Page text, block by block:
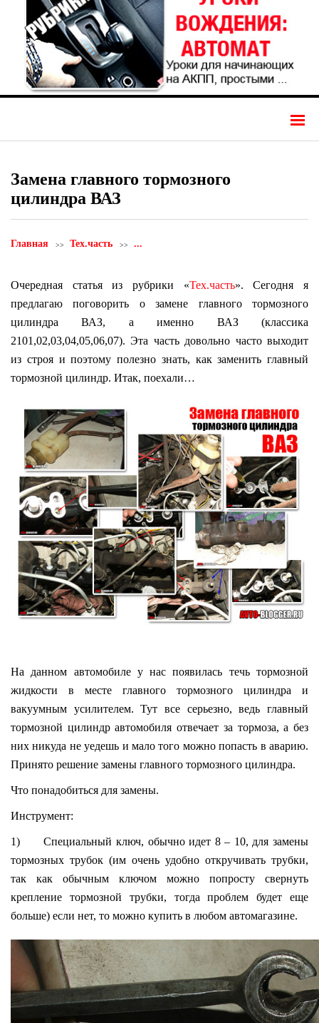
Замена главного тормозного
цилиндра ВАЗ
Главная Тех.часть ...
Очередная статья из рубрики «Тех.часть». Сегодня я
предлагаю поговорить о замене главного тормозного
цилиндра ВАЗ, а именно ВАЗ (классика
2101,02,03,04,05,06,07). Эта часть довольно часто выходит
из строя и поэтому полезно знать, как заменить главный
тормозной цилиндр. Итак, поехали…
На данном автомобиле у нас появилась течь тормозной
жидкости в месте главного тормозного цилиндра и
вакуумным усилителем. Тут все серьезно, ведь главный
тормозной цилиндр автомобиля отвечает за тормоза, а без
них никуда не уедешь и мало того можно попасть в аварию.
Принято решение замены главного тормозного цилиндра.
Что понадобиться для замены.
Инструмент:
1) Специальный ключ, обычно идет 8 – 10, для замены
тормозных трубок (им очень удобно откручивать трубки,
так как обычным ключом можно попросту свернуть
крепление тормозной трубки, тогда проблем будет еще
больше) если нет, то можно купить в любом автомагазине.